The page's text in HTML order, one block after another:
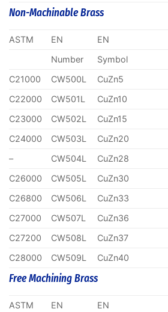
Non-Machinable Brass
ASTM EN EN
Number
Symbol
C21000
CW500L CuZn5
C22000
CW501L CuZn10
C23000
CW502L CuZn15
C24000
CW503L CuZn20
–
CW504L CuZn28
C26000
CW505L CuZn30
C26800
CW506L CuZn33
C27000
CW507L CuZn36
C27200
CW508L CuZn37
C28000
CW509L CuZn40
Free Machining Brass
ASTM EN EN